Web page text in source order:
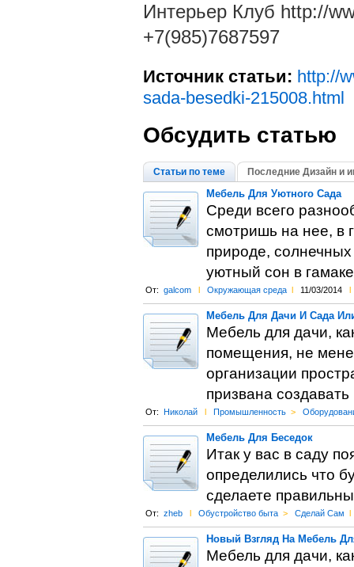
Интерьер Клуб http://
+7(985)7687597
Источник статьи: http://
sada-besedki-215008.html
Обсудить статью
Статьи по теме Последние Дизайн и
Мебель Для Уютного Сада
Среди всего
смотришь на нее, в
природе,
уютный сон в
От: galcom l Окружающая среда l 11/03/2014 l
Мебель Для Дачи И Сада
Мебель для дачи,
помещения, не
организации
призвана
От: Николай l Промышленность >
Мебель Для Беседок
Итак у вас в саду
определились что
сделаете
От: zheb l Обустройство быта > Сделай Сам l
Новый Взгляд На Мебель
Мебель для дачи,